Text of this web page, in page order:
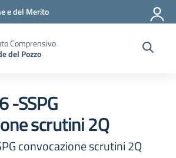
e del Merito
Comprensivo
del Pozzo
-SSPG
scrutini 2Q
convocazione scrutini 2Q